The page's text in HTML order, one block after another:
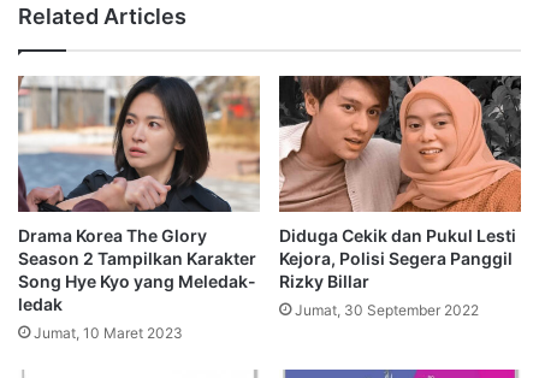
Related Articles
Drama Korea The Glory
Season 2 Tampilkan Karakter
Song Hye Kyo yang Meledak-
ledak
Jumat, 10 Maret 2023
Diduga Cekik dan Pukul Lesti
Kejora, Polisi Segera Panggil
Rizky Billar
Jumat, 30 September 2022